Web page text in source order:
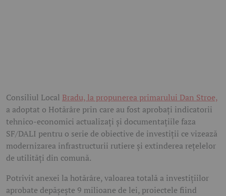
Consiliul Local Bradu, la propunerea primarului Dan Stroe,
a adoptat o Hotărâre prin care au fost aprobați indicatorii
tehnico-economici actualizați și documentațiile faza
SF/DALI pentru o serie de obiective de investiții ce vizează
modernizarea infrastructurii rutiere și extinderea rețelelor
de utilități din comună.
Potrivit anexei la hotărâre, valoarea totală a investițiilor
aprobate depășește 9 milioane de lei, proiectele fiind